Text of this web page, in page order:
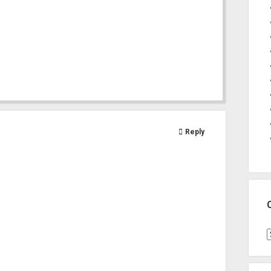
Reply